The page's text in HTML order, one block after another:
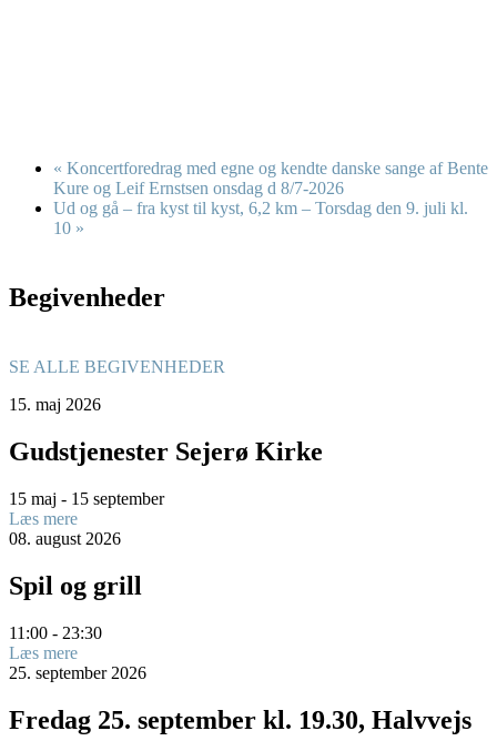
« Koncertforedrag med egne og kendte danske sange af Bente
Kure og Leif Ernstsen onsdag d 8/7-2026
Ud og gå – fra kyst til kyst, 6,2 km – Torsdag den 9. juli kl.
10 »
Begivenheder
SE ALLE BEGIVENHEDER
15. maj 2026
Gudstjenester Sejerø Kirke
15 maj - 15 september
Læs mere
08. august 2026
Spil og grill
11:00 - 23:30
Læs mere
25. september 2026
Fredag 25. september kl. 19.30, Halvvejs